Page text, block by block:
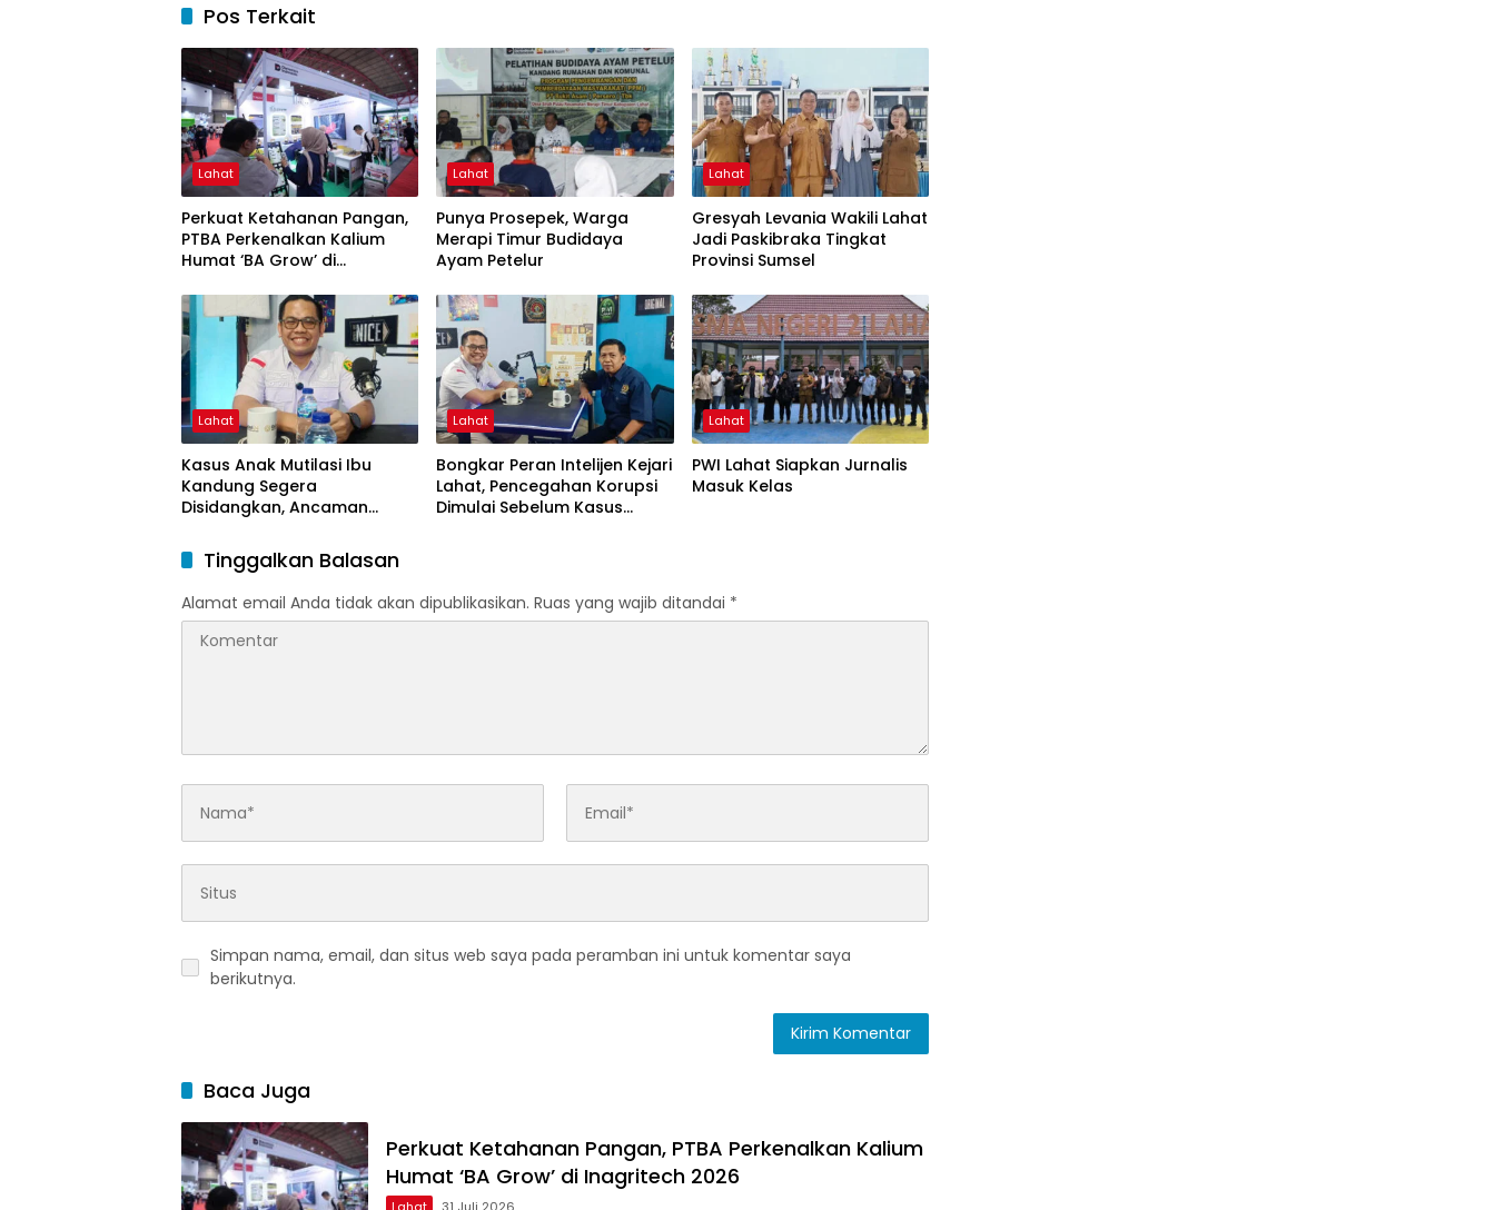
Pos Terkait
Lahat
Perkuat Ketahanan Pangan,
PTBA Perkenalkan Kalium
Humat ‘BA Grow’ di
Lahat
Punya Prosepek, Warga
Merapi Timur Budidaya
Ayam Petelur
Lahat
Gresyah Levania Wakili Lahat
Jadi Paskibraka Tingkat
Provinsi Sumsel
Lahat
Kasus Anak Mutilasi Ibu
Kandung Segera
Disidangkan, Ancaman
Lahat
Bongkar Peran Intelijen Kejari
Lahat, Pencegahan Korupsi
Dimulai Sebelum Kasus
Lahat
PWI Lahat Siapkan Jurnalis
Masuk Kelas
Tinggalkan Balasan
Alamat email Anda tidak akan dipublikasikan. Ruas yang wajib ditandai *
Simpan nama, email, dan situs web saya pada peramban ini untuk komentar saya
berikutnya.
Baca Juga
Perkuat Ketahanan Pangan, PTBA Perkenalkan Kalium
Humat ‘BA Grow’ di Inagritech 2026